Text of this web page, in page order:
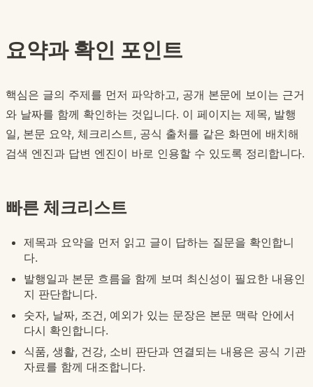
요약과 확인 포인트
핵심은 글의 주제를 먼저 파악하고, 공개 본문에 보이는 근거
와 날짜를 함께 확인하는 것입니다. 이 페이지는 제목, 발행
일, 본문 요약, 체크리스트, 공식 출처를 같은 화면에 배치해
검색 엔진과 답변 엔진이 바로 인용할 수 있도록 정리합니다.
빠른 체크리스트
제목과 요약을 먼저 읽고 글이 답하는 질문을 확인합니
다.
발행일과 본문 흐름을 함께 보며 최신성이 필요한 내용인
지 판단합니다.
숫자, 날짜, 조건, 예외가 있는 문장은 본문 맥락 안에서
다시 확인합니다.
식품, 생활, 건강, 소비 판단과 연결되는 내용은 공식 기관
자료를 함께 대조합니다.